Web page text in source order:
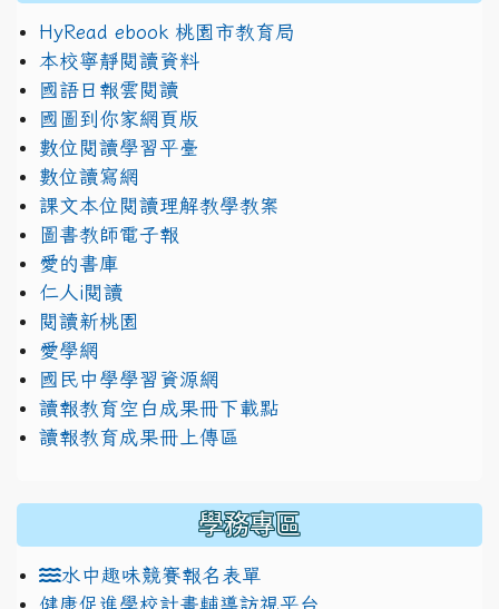
HyRead ebook 桃園市教育局
本校寧靜閱讀資料
國語日報雲閱讀
國圖到你家網頁版
數位閱讀學習平臺
數位讀寫網
課文本位閱讀理解教學教案
圖書教師電子報
愛的書庫
仁人i閱讀
閱讀新桃園
愛學網
國民中學學習資源網
讀報教育空白成果冊下載點
讀報教育成果冊上傳區
學務專區
水中趣味競賽報名表單
健康促進學校計畫輔導訪視平台